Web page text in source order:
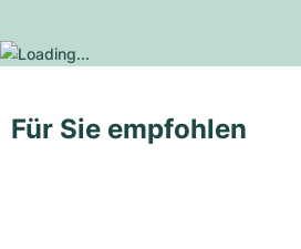
Für Sie empfohlen